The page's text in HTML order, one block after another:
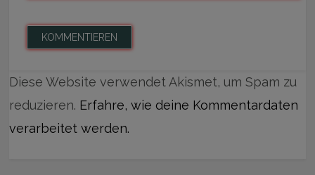
Diese Website verwendet Akismet, um Spam zu
reduzieren. Erfahre, wie deine Kommentardaten
verarbeitet werden.